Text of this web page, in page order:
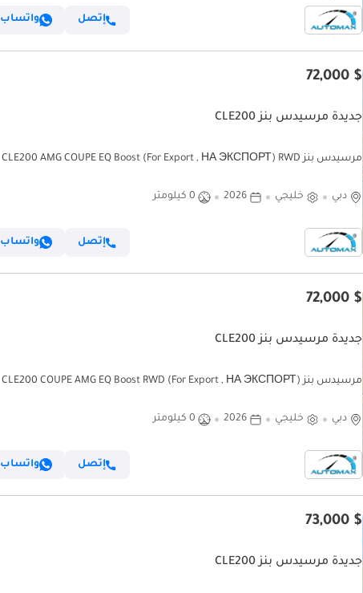
إتصل واتساب
$ 72,000
جديدة مرسيدس بنز CLE200
مرسيدس بنز CLE200 AMG COUPE EQ Boost (For Export , НА ЭКСПОРТ) RWD
دبي
خليجي 2026 0 كيلومتر
إتصل واتساب
$ 72,000
جديدة مرسيدس بنز CLE200
مرسيدس بنز CLE200 COUPE AMG EQ Boost RWD (For Export , НА ЭКСПОРТ)
دبي
خليجي 2026 0 كيلومتر
إتصل واتساب
$ 73,000
جديدة مرسيدس بنز CLE200